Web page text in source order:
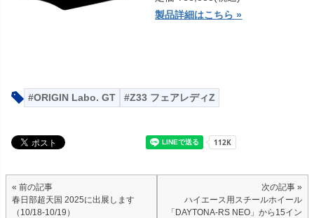
製品詳細はこちら »
ORIGIN Labo. GT Z33 フェアレディZ
« 前の記事
春日部超天国 2025に出展します
（10/18-10/19）
次の記事 »
ハイエース用スチールホイール
「DAYTONA-RS NEO」から15イン